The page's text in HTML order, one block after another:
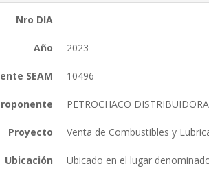
Nro DIA
Año 2023
SEAM 10496
PETROCHACO
Proyecto Venta de Combustibles y
Ubicación Ubicado en el lugar